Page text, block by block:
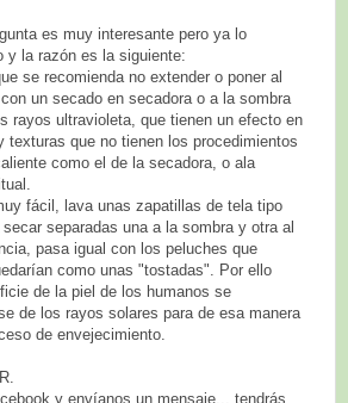
es muy interesante pero ya lo
y la razón es la siguiente:
se recomienda no extender o poner al
un secado en secadora o a la sombra
rayos ultravioleta, que tienen un efecto en
texturas que no tienen los procedimientos
como el de la secadora, o ala
fácil, lava unas zapatillas de tela tipo
separadas una a la sombra y otra al
pasa igual con los peluches que
como unas "tostadas". Por ello
de la piel de los humanos se
de los rayos solares para de esa manera
de envejecimiento.
y envíanos un mensaje... tendrás